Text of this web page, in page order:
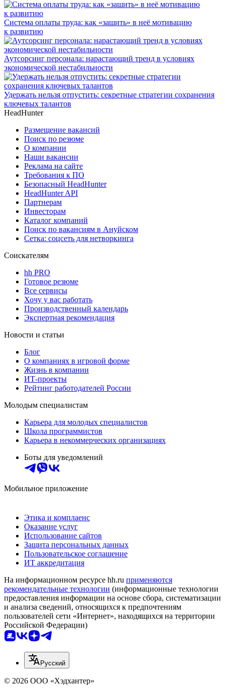
Система оплаты труда: как «зашить» в неё мотивацию
к развитию
Аутсорсинг персонала: нарастающий тренд в условиях
экономической нестабильности
Удержать нельзя отпустить: секретные стратегии сохранения
ключевых талантов
HeadHunter
Размещение вакансий
Поиск по резюме
О компании
Наши вакансии
Реклама на сайте
Требования к ПО
Безопасный HeadHunter
HeadHunter API
Партнерам
Инвесторам
Каталог компаний
Поиск по вакансиям в Ануйском
Сетка: соцсеть для нетворкинга
Соискателям
hh PRO
Готовое резюме
Все сервисы
Хочу у вас работать
Производственный календарь
Экспертная рекомендация
Новости и статьи
Блог
О компаниях в игровой форме
Жизнь в компании
ИТ-проекты
Рейтинг работодателей России
Молодым специалистам
Карьера для молодых специалистов
Школа программистов
Карьера в некоммерческих организациях
Боты для уведомлений
Мобильное приложение
Этика и комплаенс
Оказание услуг
Использование сайтов
Защита персональных данных
Пользовательское соглашение
ИТ аккредитация
На информационном ресурсе hh.ru применяются
рекомендательные технологии (информационные технологии
предоставления информации на основе сбора, систематизации
и анализа сведений, относящихся к предпочтениям
пользователей сети «Интернет», находящихся на территории
Российской Федерации)
Русский
© 2026 ООО «Хэдхантер»